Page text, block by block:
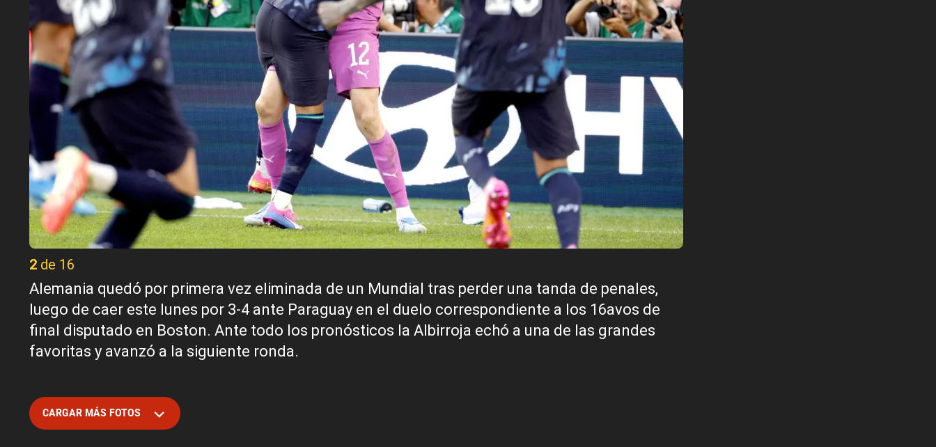
2 de 16
Alemania quedó por primera vez eliminada de un Mundial tras perder una tanda de penales,
luego de caer este lunes por 3-4 ante Paraguay en el duelo correspondiente a los 16avos de
final disputado en Boston. Ante todo los pronósticos la Albirroja echó a una de las grandes
favoritas y avanzó a la siguiente ronda.
CARGAR MÁS FOTOS